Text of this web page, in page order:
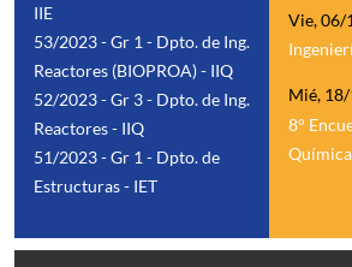
IIE
53/2023 - Gr 1 - Dpto. de Ing.
Reactores (BIOPROA) - IIQ
52/2023 - Gr 3 - Dpto. de Ing.
Reactores - IIQ
51/2023 - Gr 1 - Dpto. de
Estructuras - IET
Vie, 06/
Mié,
8°